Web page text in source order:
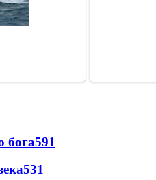
бога591
531